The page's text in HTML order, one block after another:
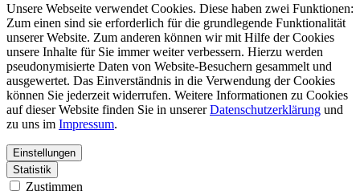
Unsere Webseite verwendet Cookies. Diese haben zwei Funktionen:
Zum einen sind sie erforderlich für die grundlegende Funktionalität
unserer Website. Zum anderen können wir mit Hilfe der Cookies
unsere Inhalte für Sie immer weiter verbessern. Hierzu werden
pseudonymisierte Daten von Website-Besuchern gesammelt und
ausgewertet. Das Einverständnis in die Verwendung der Cookies
können Sie jederzeit widerrufen. Weitere Informationen zu Cookies
auf dieser Website finden Sie in unsererDatenschutzerklärung und
zu uns im Impressum.
Einstellungen
Statistik
Zustimmen